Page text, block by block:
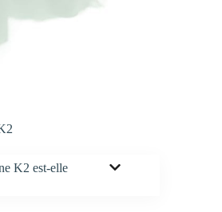
K2 est-elle